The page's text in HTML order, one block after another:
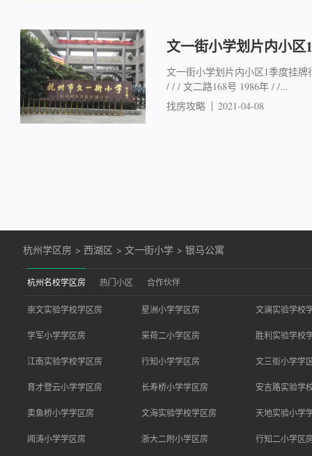
文一街小学划片内小区
文一街小学划片内小区1季度挂
/ / / 文二路168号 1986年 / /...
找房攻略
2021-04-08
杭州学区房 > 西湖区 >文一街小学 >银马公寓
杭州名校学区房 热门小区 合作伙伴
崇文实验学校学区房 星洲小学学区房 文澜实验学校
学军小学学区房 采荷二小学区房 胜利实验学校
江南实验学校学区房 行知小学学区房 文三街小学学
育才登云小学学区房 长寿桥小学学区房 安吉路实验学
卖鱼桥小学学区房 文海实验学校学区房 天地实验小学
闻涛小学学区房 浙大二附小学区房 行知二小学区